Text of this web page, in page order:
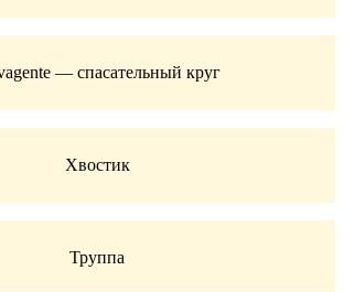
— спасательный круг
Хвостик
Труппа